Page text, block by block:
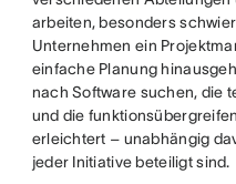
arbeiten, besonders
Unternehmen ein
einfache Planung
nach Software suchen, die
und die
erleichtert – unabhängig
jeder Initiative beteiligt sind.